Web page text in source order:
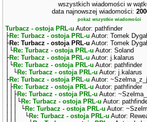
wszystkich wiadomości w
data najnowszej wiadomości:
pokaż wszystkie wiadomości
Turbacz - ostoja PRL-u Autor: pathfinder
├Re: Turbacz - ostoja PRL-u Autor: Tomek
├Re: Turbacz - ostoja PRL-u Autor: Tomek
│└Re: Turbacz - ostoja PRL-u Autor: Soland
├Re: Turbacz - ostoja PRL-u Autor: j.kalarus
│└Re: Turbacz - ostoja PRL-u Autor: pathfinder
│ └Re: Turbacz - ostoja PRL-u Autor: j.kalarus
├Re: Turbacz - ostoja PRL-u Autor:
│├Re: Turbacz - ostoja PRL-u Autor: pathfinder
││├Re: Turbacz - ostoja PRL-u Autor:
│││└Re: Turbacz - ostoja PRL-u Autor:
│││ └Re: Turbacz - ostoja PRL-u Autor:
│││ └Re: Turbacz - ostoja PRL-u Autor: